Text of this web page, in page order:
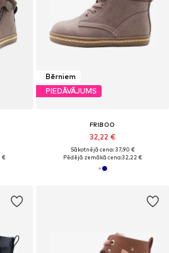
€
Bērniem
PIEDĀVĀJUMS
FRIBOO
32,22 €
Sākotnējā cena: 37,90 €
Pēdējā zemākā cena:32,22 €